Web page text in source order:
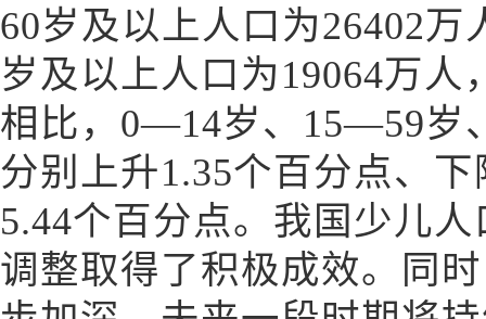
60岁及以上人口为26402万
岁及以上人口为19064万人
相比，0—14岁、15—59岁
分别上升1.35个百分点、
5.44个百分点。我国少儿
调整取得了积极成效。同